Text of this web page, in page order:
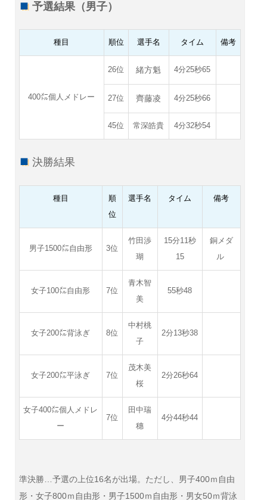
予選結果（男子）
種目 順位 選手名 タイム 備考
400㍍個人メドレー
26位 緒方魁 4分25秒65
27位 齊藤凌 4分25秒66
45位 常深皓貴 4分32秒54
決勝結果
種目
順
位
選手名 タイム 備考
男子1500㍍自由形 3位
竹田渉
瑚
15分11秒
15
銅メダ
ル
女子100㍍自由形 7位
青木智
美
55秒48
女子200㍍背泳ぎ 8位
中村桃
子
2分13秒38
女子200㍍平泳ぎ 7位
茂木美
桜
2分26秒64
女子400㍍個人メドレ
ー
7位
田中瑞
穗
4分44秒44
準決勝…予選の上位16名が出場。ただし、男子400ｍ自由
形・女子800ｍ自由形・男子1500ｍ自由形・男女50ｍ背泳